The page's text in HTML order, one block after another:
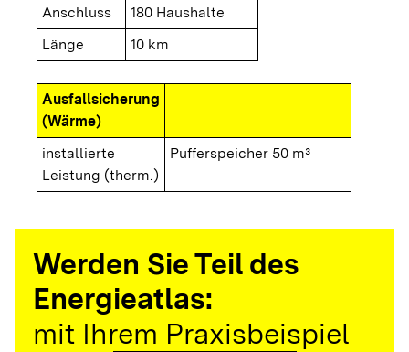
Anschluss
180 Haushalte
Länge
10 km
Ausfallsicherung
(Wärme)
installierte
Leistung (therm.)
Pufferspeicher 50 m³
Werden Sie Teil des
Energieatlas:
mit Ihrem Praxisbeispiel